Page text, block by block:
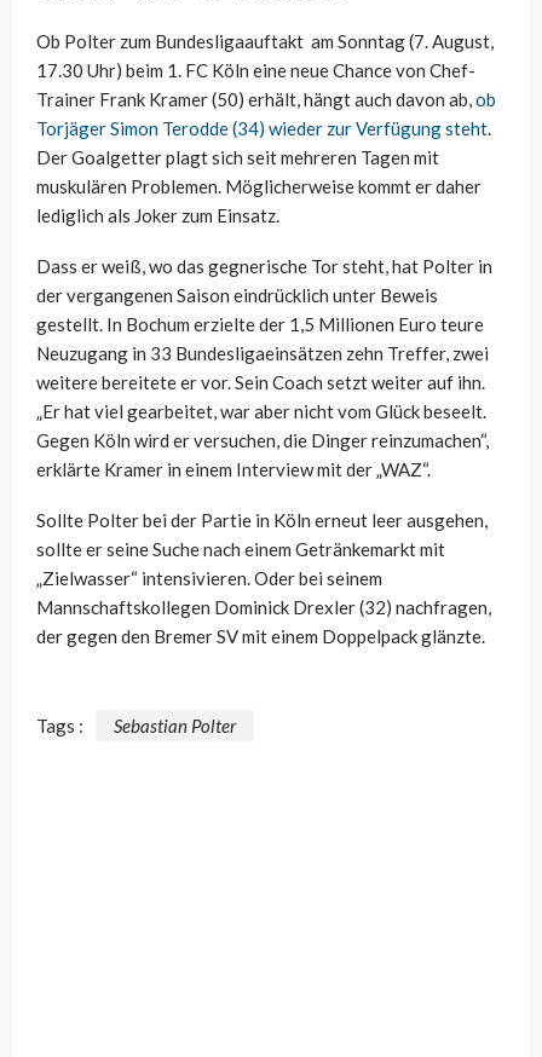
Ob Polter zum Bundesligaauftakt am Sonntag (7. August,
17.30 Uhr) beim 1. FC Köln eine neue Chance von Chef-
Trainer Frank Kramer (50) erhält, hängt auch davon ab,ob
Torjäger Simon Terodde (34) wieder zur Verfügung steht.
Der Goalgetter plagt sich seit mehreren Tagen mit
muskulären Problemen. Möglicherweise kommt er daher
lediglich als Joker zum Einsatz.
Dass er weiß, wo das gegnerische Tor steht, hat Polter in
der vergangenen Saison eindrücklich unter Beweis
gestellt. In Bochum erzielte der 1,5 Millionen Euro teure
Neuzugang in 33 Bundesligaeinsätzen zehn Treffer, zwei
weitere bereitete er vor. Sein Coach setzt weiter auf ihn.
„Er hat viel gearbeitet, war aber nicht vom Glück beseelt.
Gegen Köln wird er versuchen, die Dinger reinzumachen“,
erklärte Kramer in einem Interview mit der „WAZ“.
Sollte Polter bei der Partie in Köln erneut leer ausgehen,
sollte er seine Suche nach einem Getränkemarkt mit
„Zielwasser“ intensivieren. Oder bei seinem
Mannschaftskollegen Dominick Drexler (32) nachfragen,
der gegen den Bremer SV mit einem Doppelpack glänzte.
Tags : Sebastian Polter